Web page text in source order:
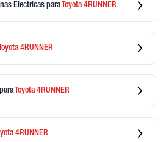
Electricas paraToyota4RUNNER
4RUNNER
paraToyota4RUNNER
4RUNNER